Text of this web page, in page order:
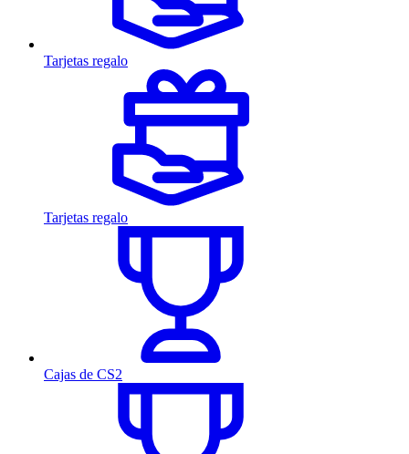
Tarjetas regalo
Tarjetas regalo
Cajas de CS2